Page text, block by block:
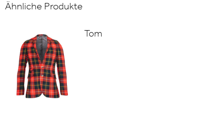
Ähnliche Produkte
Tom